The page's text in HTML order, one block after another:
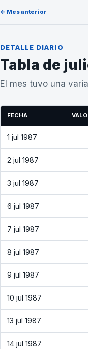
← Mes anterior
DETALLE DIARIO
Tabla de
El mes tuvo una
FECHA
1 jul 1987
2 jul 1987
3 jul 1987
6 jul 1987
7 jul 1987
8 jul 1987
9 jul 1987
10 jul 1987
13 jul 1987
14 jul 1987